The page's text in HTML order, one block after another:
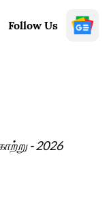
Follow Us
- 2026